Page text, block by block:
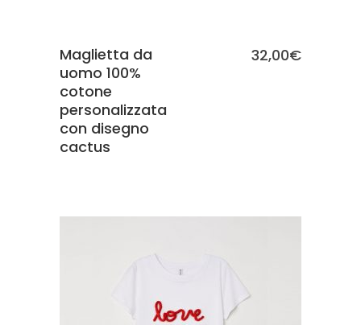
Maglietta da
uomo 100%
cotone
personalizzata
con disegno
cactus
32,00€